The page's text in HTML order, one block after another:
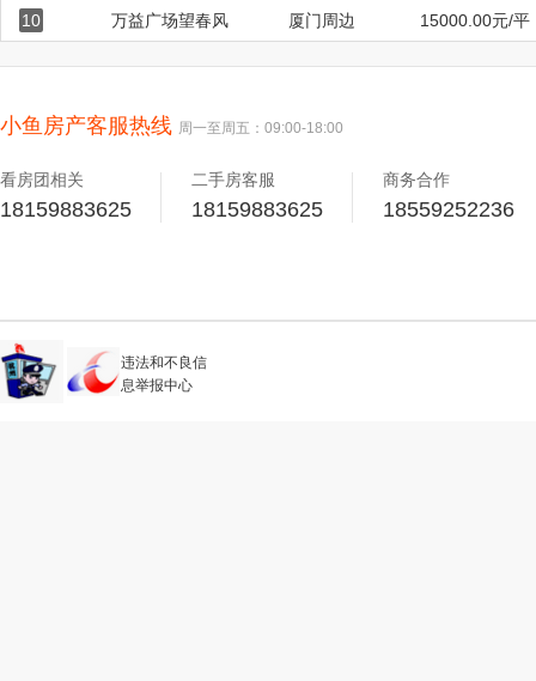
10 万益广场望春风 厦门周边 15000.00元/平
小鱼房产客服热线 周一至周五：09:00-18:00
看房团相关
18159883625
二手房客服
18159883625
商务合作
18559252236
违法和不良信
息举报中心